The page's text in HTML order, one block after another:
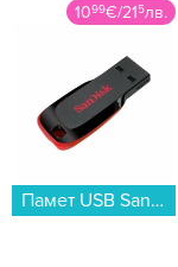
1099€/215лв.
Памет USB SanDisk CRUZER BLADE 32 GB SDCZ50-032G-B35...